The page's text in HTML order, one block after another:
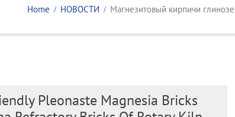
Home НОВОСТИ Магнезитовый кирпичи
Pleonaste Magnesia Bricks